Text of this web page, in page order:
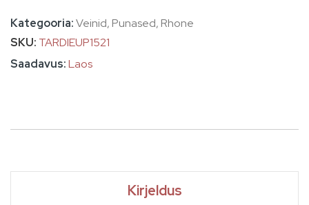
Kategooria:Veinid,Punased,Rhone
SKU TARDIEUP1521
Laos
Kirjeldus